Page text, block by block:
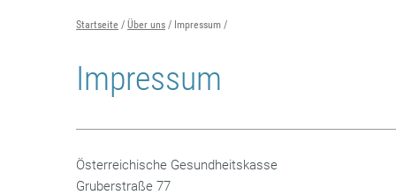
Startseite Über uns Impressum
Impressum
Österreichische Gesundheitskasse
Gruberstraße 77